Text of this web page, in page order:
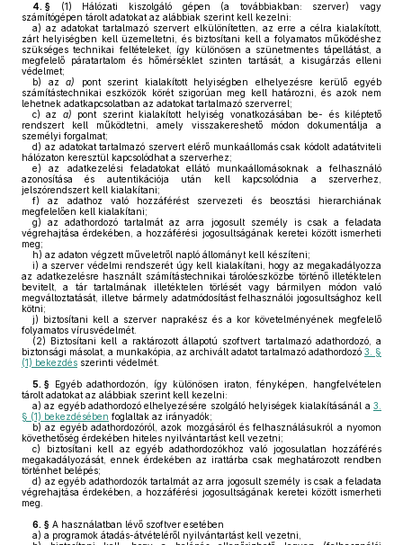
4. § (1) Hálózati kiszolgáló gépen (a továbbiakban: szerver) vagy
számítógépen tárolt adatokat az alábbiak szerint kell kezelni:
a) az adatokat tartalmazó szervert elkülönítetten, az erre a célra kialakított,
zárt helyiségben kell üzemeltetni, és biztosítani kell a folyamatos működéshez
szükséges technikai feltételeket, így különösen a szünetmentes tápellátást, a
megfelelő páratartalom és hőmérséklet szinten tartását, a kisugárzás elleni
védelmet;
b) aza) pont szerint kialakított helyiségben elhelyezésre kerülő egyéb
számítástechnikai eszközök körét szigorúan meg kell határozni, és azok nem
lehetnek adatkapcsolatban az adatokat tartalmazó szerverrel;
c) az a) pont szerint kialakított helyiség vonatkozásában be- és kiléptető
rendszert kell működtetni, amely visszakereshető módon dokumentálja a
személyi forgalmat;
d) az adatokat tartalmazó szervert elérő munkaállomás csak kódolt adatátviteli
hálózaton keresztül kapcsolódhat a szerverhez;
e) az adatkezelési feladatokat ellátó munkaállomásoknak a felhasználó
azonosítása és autentikációja után kell kapcsolódnia a szerverhez,
jelszórendszert kell kialakítani;
f) az adathoz való hozzáférést szervezeti és beosztási hierarchiának
megfelelően kell kialakítani;
g) az adathordozó tartalmát az arra jogosult személy is csak a feladata
végrehajtása érdekében, a hozzáférési jogosultságának keretei között ismerheti
meg;
h) az adaton végzett műveletről napló állományt kell készíteni;
i) a szerver védelmi rendszerét úgy kell kialakítani, hogy az megakadályozza
az adatkezelésre használt számítástechnikai tárolóeszközbe történő illetéktelen
bevitelt, a tár tartalmának illetéktelen törlését vagy bármilyen módon való
megváltoztatását, illetve bármely adatmódosítást felhasználói jogosultsághoz kell
kötni;
j) biztosítani kell a szerver naprakész és a kor követelményének megfelelő
folyamatos vírusvédelmét.
(2) Biztosítani kell a raktározott állapotú szoftvert tartalmazó adathordozó, a
biztonsági másolat, a munkakópia, az archivált adatot tartalmazó adathordozó 3. §
(1) bekezdés szerinti védelmét.
5. § Egyéb adathordozón, így különösen iraton, fényképen, hangfelvételen
tárolt adatokat az alábbiak szerint kell kezelni:
a) az egyéb adathordozó elhelyezésére szolgáló helyiségek kialakításánál a 3.
§ (1) bekezdésében foglaltak az irányadók;
b) az egyéb adathordozóról, azok mozgásáról és felhasználásukról a nyomon
követhetőség érdekében hiteles nyilvántartást kell vezetni;
c) biztosítani kell az egyéb adathordozókhoz való jogosulatlan hozzáférés
megakadályozását, ennek érdekében az irattárba csak meghatározott rendben
történhet belépés;
d) az egyéb adathordozók tartalmát az arra jogosult személy is csak a feladata
végrehajtása érdekében, a hozzáférési jogosultságának keretei között ismerheti
meg.
6. § A használatban lévő szoftver esetében
a) a programok átadás-átvételéről nyilvántartást kell vezetni,